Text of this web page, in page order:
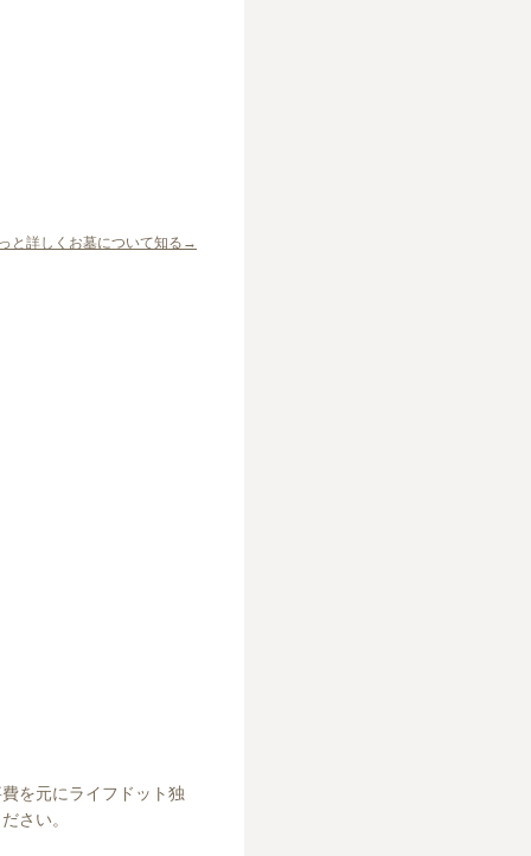
と詳しくお墓について知る→
を元にライフドット独
さい。